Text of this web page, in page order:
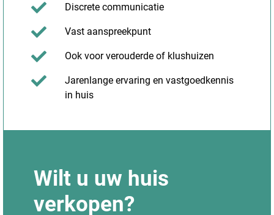
Discrete communicatie
Vast aanspreekpunt
Ook voor verouderde of klushuizen
Jarenlange ervaring en vastgoedkennis
in huis
Wilt u uw huis
verkopen?